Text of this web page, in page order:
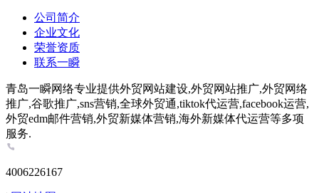
公司简介
企业文化
荣誉资质
联系一瞬
青岛一瞬网络专业提供外贸网站建设,外贸网站推广,外贸网络
推广,谷歌推广,sns营销,全球外贸通,tiktok代运营,facebook运营,
外贸edm邮件营销,外贸新媒体营销,海外新媒体代运营等多项
服务.
4006226167